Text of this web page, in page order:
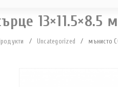
/ Uncategorized / мънисто